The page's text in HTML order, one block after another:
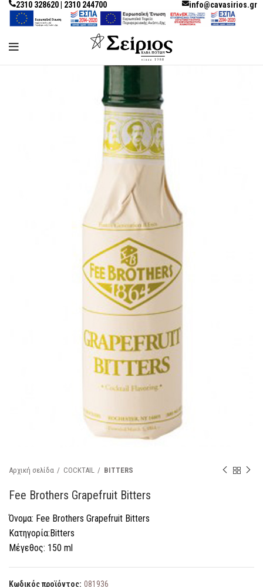
2310 328620 | 2310 244700 info@cavasirios.gr
Αρχική σελίδα COCKTAIL BITTERS
Fee Brothers Grapefruit Bitters
Όνομα: Fee Brothers Grapefruit Bitters
Κατηγορία:Bitters
Μέγεθος: 150 ml
Κωδικός προϊόντος: 081936